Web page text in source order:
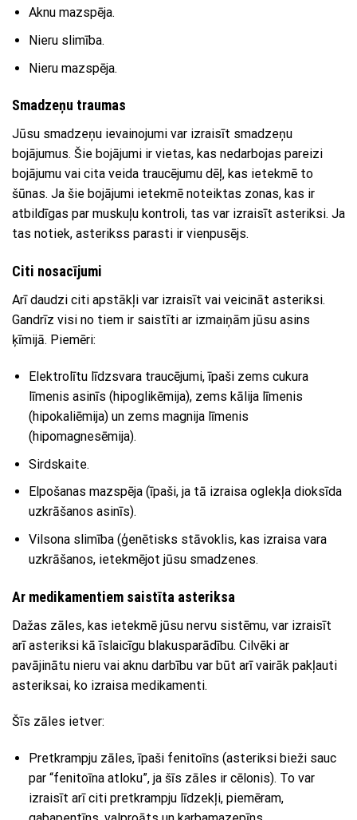
Aknu mazspēja.
Nieru slimība.
Nieru mazspēja.
Smadzeņu traumas
Jūsu smadzeņu ievainojumi var izraisīt smadzeņu
bojājumus. Šie bojājumi ir vietas, kas nedarbojas pareizi
bojājumu vai cita veida traucējumu dēļ, kas ietekmē to
šūnas. Ja šie bojājumi ietekmē noteiktas zonas, kas ir
atbildīgas par muskuļu kontroli, tas var izraisīt asteriksi. Ja
tas notiek, asterikss parasti ir vienpusējs.
Citi nosacījumi
Arī daudzi citi apstākļi var izraisīt vai veicināt asteriksi.
Gandrīz visi no tiem ir saistīti ar izmaiņām jūsu asins
ķīmijā. Piemēri:
Elektrolītu līdzsvara traucējumi, īpaši zems cukura
līmenis asinīs (hipoglikēmija), zems kālija līmenis
(hipokaliēmija) un zems magnija līmenis
(hipomagnesēmija).
Sirdskaite.
Elpošanas mazspēja (īpaši, ja tā izraisa oglekļa dioksīda
uzkrāšanos asinīs).
Vilsona slimība (ģenētisks stāvoklis, kas izraisa vara
uzkrāšanos, ietekmējot jūsu smadzenes.
Ar medikamentiem saistīta asteriksa
Dažas zāles, kas ietekmē jūsu nervu sistēmu, var izraisīt
arī asteriksi kā īslaicīgu blakusparādību. Cilvēki ar
pavājinātu nieru vai aknu darbību var būt arī vairāk pakļauti
asteriksai, ko izraisa medikamenti.
Šīs zāles ietver:
Pretkrampju zāles, īpaši fenitoīns (asteriksi bieži sauc
par “fenitoīna atloku”, ja šīs zāles ir cēlonis). To var
izraisīt arī citi pretkrampju līdzekļi, piemēram,